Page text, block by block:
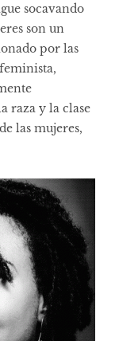
socavando
son un
por las
raza y la clase
las mujeres,